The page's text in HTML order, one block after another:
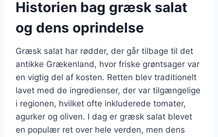
Historien bag græsk salat
og dens oprindelse
Græsk salat har rødder, der går tilbage til det
antikke Grækenland, hvor friske grøntsager var
en vigtig del af kosten. Retten blev traditionelt
lavet med de ingredienser, der var tilgængelige
i regionen, hvilket ofte inkluderede tomater,
agurker og oliven. I dag er græsk salat blevet
en populær ret over hele verden, men dens